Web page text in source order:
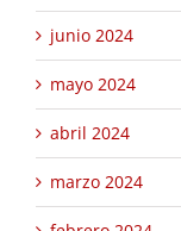
junio 2024
mayo 2024
abril 2024
marzo 2024